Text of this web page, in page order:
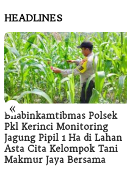
HEADLINES
«
Bhabinkamtibmas Polsek
Pkl Kerinci Monitoring
Jagung Pipil 1 Ha di Lahan
Asta Cita Kelompok Tani
Makmur Jaya Bersama